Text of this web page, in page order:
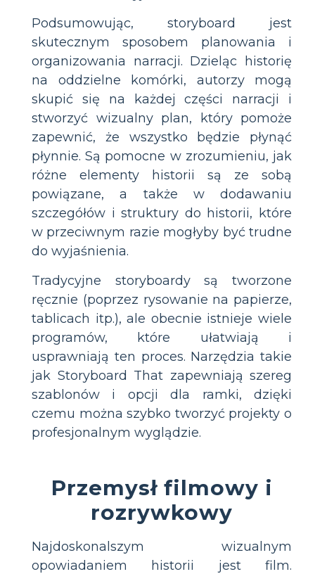
Podsumowując, storyboard jest
skutecznym sposobem planowania i
organizowania narracji. Dzieląc historię
na oddzielne komórki, autorzy mogą
skupić się na każdej części narracji i
stworzyć wizualny plan, który pomoże
zapewnić, że wszystko będzie płynąć
płynnie. Są pomocne w zrozumieniu, jak
różne elementy historii są ze sobą
powiązane, a także w dodawaniu
szczegółów i struktury do historii, które
w przeciwnym razie mogłyby być trudne
do wyjaśnienia.
Tradycyjne storyboardy są tworzone
ręcznie (poprzez rysowanie na papierze,
tablicach itp.), ale obecnie istnieje wiele
programów, które ułatwiają i
usprawniają ten proces. Narzędzia takie
jak Storyboard That zapewniają szereg
szablonów i opcji dla ramki, dzięki
czemu można szybko tworzyć projekty o
profesjonalnym wyglądzie.
Przemysł filmowy i
rozrywkowy
Najdoskonalszym wizualnym
opowiadaniem historii jest film.